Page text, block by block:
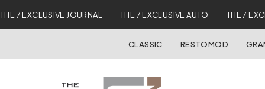
THE 7 EXCLUSIVE JOURNAL THE 7 EXCLUSIVE AUTO THE 7
CLASSIC RESTOMOD